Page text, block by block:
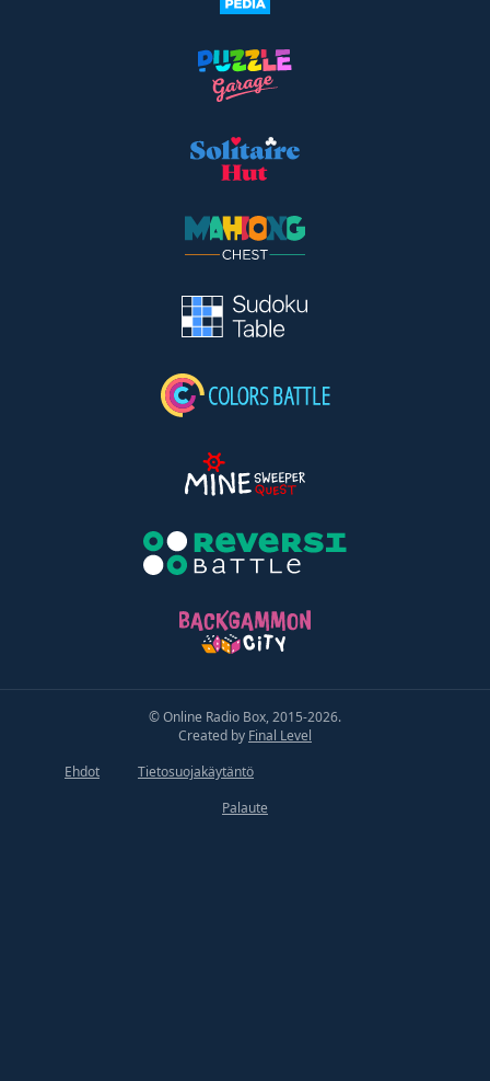
© Online Radio Box, 2015-2026.
Created by Final Level
Ehdot
Tietosuojakäytäntö
Palaute